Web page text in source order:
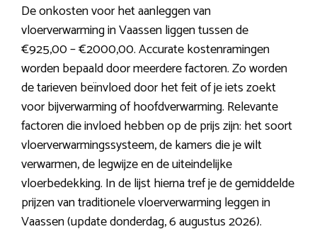
De onkosten voor het aanleggen van
vloerverwarming in Vaassen liggen tussen de
€925,00 – €2000,00. Accurate kostenramingen
worden bepaald door meerdere factoren. Zo worden
de tarieven beïnvloed door het feit of je iets zoekt
voor bijverwarming of hoofdverwarming. Relevante
factoren die invloed hebben op de prijs zijn: het soort
vloerverwarmingssysteem, de kamers die je wilt
verwarmen, de legwijze en de uiteindelijke
vloerbedekking. In de lijst hierna tref je de gemiddelde
prijzen van traditionele vloerverwarming leggen in
Vaassen (update donderdag, 6 augustus 2026).